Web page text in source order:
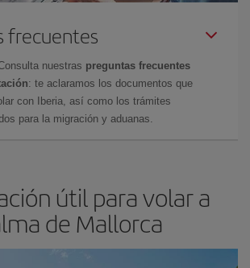
frecuentes
nuestras preguntas frecuentes
: te aclaramos los documentos que
con Iberia, así como los trámites
para la migración y aduanas.
útil para volar a
de Mallorca